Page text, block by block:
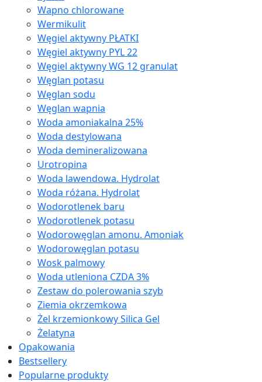
Wapno chlorowane
Wermikulit
Węgiel aktywny PŁATKI
Węgiel aktywny PYL 22
Węgiel aktywny WG 12 granulat
Węglan potasu
Węglan sodu
Węglan wapnia
Woda amoniakalna 25%
Woda destylowana
Woda demineralizowana
Urotropina
Woda lawendowa. Hydrolat
Woda różana. Hydrolat
Wodorotlenek baru
Wodorotlenek potasu
Wodorowęglan amonu. Amoniak
Wodorowęglan potasu
Wosk palmowy
Woda utleniona CZDA 3%
Zestaw do polerowania szyb
Ziemia okrzemkowa
Żel krzemionkowy Silica Gel
Żelatyna
Opakowania
Bestsellery
Popularne produkty